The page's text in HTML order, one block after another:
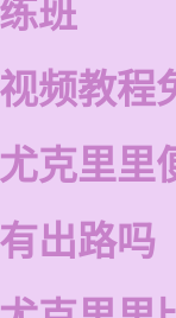
班
频教程
克里里
出路吗